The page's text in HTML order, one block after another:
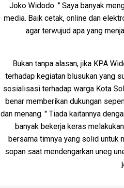
Joko Widodo. " Saya banyak
media. Baik cetak, online dan
agar terwujud apa yang
Bukan tanpa alasan, jika KPA
terhadap kegiatan blusukan yang
sosialisasi terhadap warga Kota
benar memberikan dukungan
dan menang. " Tiada kaitannya
banyak bekerja keras
bersama timnya yang solid untuk
sopan saat mendengarkan uneg